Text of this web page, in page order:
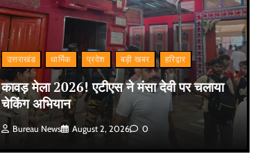
उत्तराखंड धार्मिक प्रदेश बड़ी खबर हरिद्वार
कावड़ मेला 2026! एटीएस ने मंसा देवी पर चलाया
चेकिंग अभियान
Bureau News August 2, 2026 0